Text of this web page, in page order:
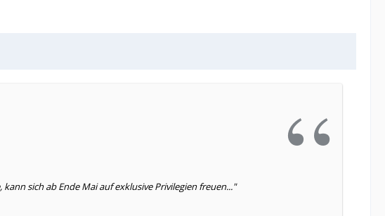
sich ab Ende Mai auf exklusive Privilegien freuen..."